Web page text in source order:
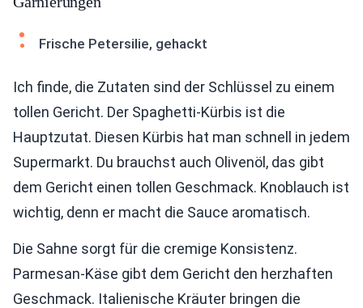
Frische Petersilie, gehackt
Ich finde, die Zutaten sind der Schlüssel zu einem
tollen Gericht. Der Spaghetti-Kürbis ist die
Hauptzutat. Diesen Kürbis hat man schnell in jedem
Supermarkt. Du brauchst auch Olivenöl, das gibt
dem Gericht einen tollen Geschmack. Knoblauch ist
wichtig, denn er macht die Sauce aromatisch.
Die Sahne sorgt für die cremige Konsistenz.
Parmesan-Käse gibt dem Gericht den herzhaften
Geschmack. Italienische Kräuter bringen die